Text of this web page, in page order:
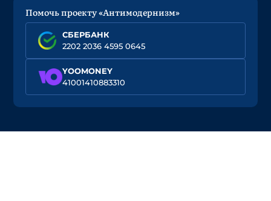
Помочь проекту «Антимодернизм»
СБЕРБАНК
2202 2036 4595 0645
YOOMONEY
41001410883310